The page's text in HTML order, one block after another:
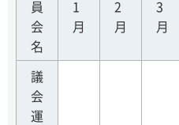
員
会
名
1
月
2
月
3
月
議
会
運